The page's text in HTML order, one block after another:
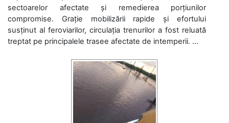
sectoarelor afectate și remedierea porțiunilor
compromise. Grație mobilizării rapide și efortului
susținut al feroviarilor, circulația trenurilor a fost reluată
treptat pe principalele trasee afectate de intemperii. ...